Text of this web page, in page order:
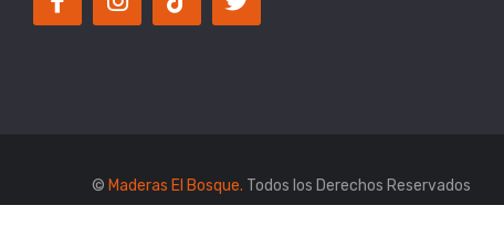
© Maderas El Bosque. Todos los Derechos Reservados